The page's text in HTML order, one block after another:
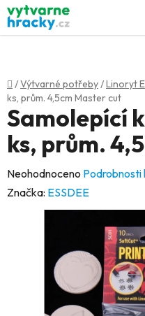
Přejít
na
obsah
Domů
/Výtvarné potřeby/Linoryt
ks, prům. 4,5cm Master cut
Samolepící
ks, prům.
Průměrné
hodnocení
produktu
hvězdiček.
Neohodnoceno Podrobnosti
Značka: ESSDEE